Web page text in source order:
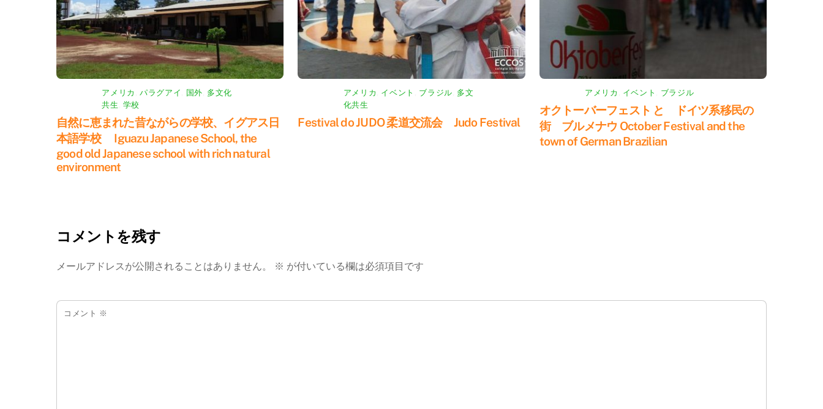
アメリカ ,パラグアイ 国外 多文化
共生 学校
自然に恵まれた昔ながらの学校、イグアス日
本語学校 Iguazu Japanese School, the
good old Japanese school with rich natural
environment
アメリカ イベント ブラジル 多文
化共生
Festival do JUDO 柔道交流会 Judo Festival
アメリカ イベント ブラジル
オクトーバーフェスト と ドイツ系移民の
街 ブルメナウ October Festival and the
town of German Brazilian
コメントを残す
メールアドレスが公開されることはありません。 ※ が付いている欄は必須項目です
コメント ※